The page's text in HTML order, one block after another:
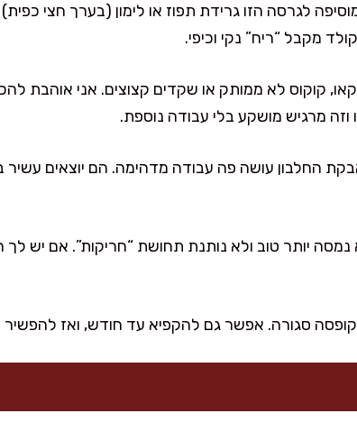
לגרסה הזו גרידת תפוז או לימון (בערך חצי
מקבל “ריח” נקי וכיפי.
קוקוס לא ממותק או שקדים קצוצים. אני אוהבת
מרגיש מושקע בלי עבודה נוספת.
החלבון עושה פה עבודה מדהימה. הם יוצאים עשיר
יותר טוב ולא נותנת תחושת “חריקות”. אם יש לך